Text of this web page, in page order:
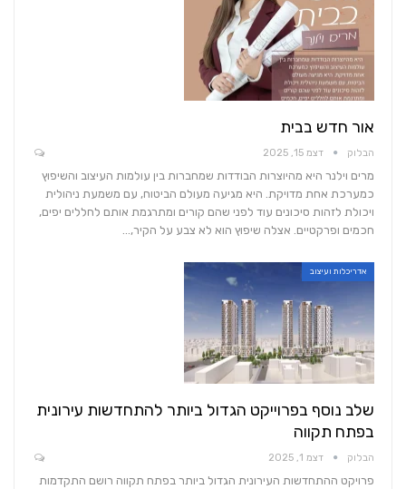
אור חדש בבית
הבלוק דצמ 15, 2025
מרים וילנר היא מהיוצרות הבודדות שמחברות בין עולמות העיצוב והשיפוץ
כמערכת אחת מדויקת. היא מגיעה מעולם הביטוח, עם משמעת ניהולית
ויכולת לזהות סיכונים עוד לפני שהם קורים ומתרגמת אותם לחללים יפים,
חכמים ופרקטיים. אצלה שיפוץ הוא לא צבע על הקיר,…
אדריכלות ועיצוב
שלב נוסף בפרוייקט הגדול ביותר להתחדשות עירונית
בפתח תקווה
הבלוק דצמ 1, 2025
פרויקט ההתחדשות העירונית הגדול ביותר בפתח תקווה רושם התקדמות